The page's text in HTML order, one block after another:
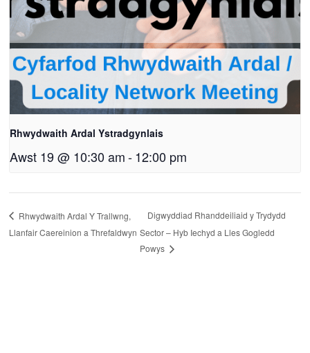
Rhwydwaith Ardal Ystradgynlais
Awst 19 @ 10:30 am -12:00 pm
Rhwydwaith Ardal Y Trallwng,
Llanfair Caereinion a Threfaldwyn
Digwyddiad Rhanddeiliaid y Trydydd
Sector – Hyb Iechyd a Lles Gogledd
Powys